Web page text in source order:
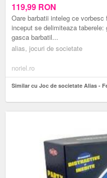
119,99 RON
Oare barbatii inteleg ce
inceput se delimiteaza
gasca barbatil...
alias, jocuri de societate
noriel.ro
Similar cu Joc de societate Alias -